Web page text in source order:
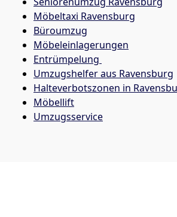
Möbeltaxi Ravensburg
Büroumzug
Möbeleinlagerungen
Entrümpelung
Umzugshelfer aus Ravensburg
Halteverbotszonen in
Möbellift
Umzugsservice